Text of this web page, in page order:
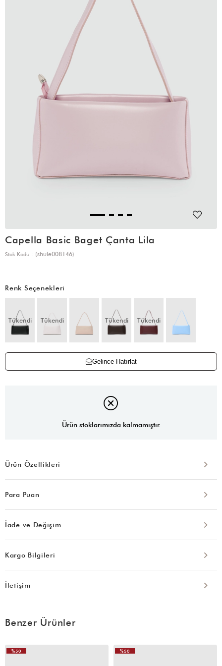
Capella Basic Baget Çanta Lila
Stok Kodu (shule008146)
Renk Seçenekleri
Tükendi Tükendi Tükendi Tükendi
Gelince Hatırlat
Ürün stoklarımızda kalmamıştır.
Ürün Özellikleri
Para Puan
İade ve Değişim
Kargo Bilgileri
İletişim
Benzer Ürünler
%50 %50